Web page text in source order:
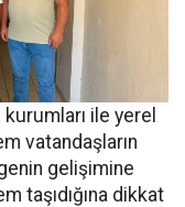
ile yerel
vatandaşların
gelişimine
taşıdığına dikkat